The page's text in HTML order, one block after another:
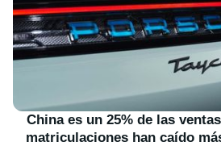
China es un 25% de las
matriculaciones han caído